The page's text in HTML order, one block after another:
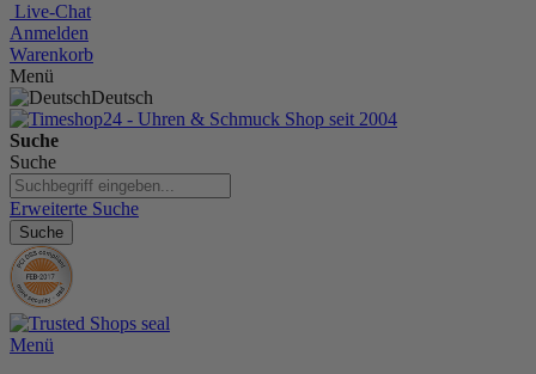
Live-Chat
Anmelden
Warenkorb
Menü
Deutsch
Suche
Suche
Erweiterte Suche
Suche
Menü